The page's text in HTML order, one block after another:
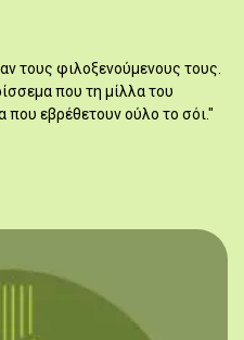
τους φιλοξενούμενους τους.
που τη μίλλα του
που εβρέθετουν ούλο το σόι."